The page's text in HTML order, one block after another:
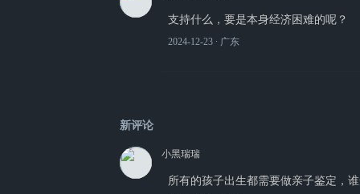
支持什么，要是本身经济困难的呢？
2024-12-23 ∙ 广东
新评论
小黑瑞瑞
所有的孩子出生都需要做亲子鉴定，